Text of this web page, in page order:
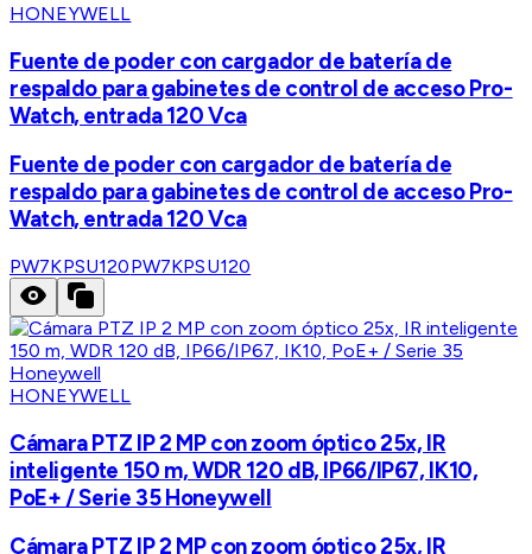
HONEYWELL
Fuente de poder con cargador de batería de
respaldo para gabinetes de control de acceso Pro-
Watch, entrada 120 Vca
Fuente de poder con cargador de batería de
respaldo para gabinetes de control de acceso Pro-
Watch, entrada 120 Vca
PW7KPSU120PW7KPSU120
HONEYWELL
Cámara PTZ IP 2 MP con zoom óptico 25x, IR
inteligente 150 m, WDR 120 dB, IP66/IP67, IK10,
PoE+ / Serie 35 Honeywell
Cámara PTZ IP 2 MP con zoom óptico 25x, IR